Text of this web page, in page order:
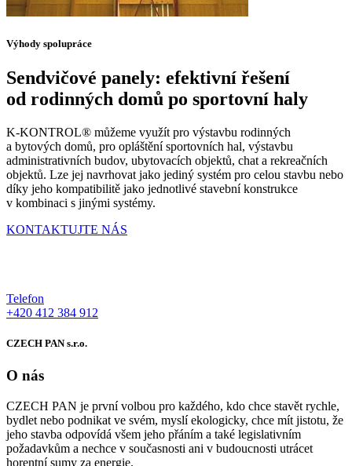
Výhody spolupráce
Sendvičové panely: efektivní řešení
od rodinných domů po sportovní haly
K-KONTROL® můžeme využít pro výstavbu rodinných
a bytových domů, pro opláštění sportovních hal, výstavbu
administrativních budov, ubytovacích objektů, chat a rekreačních
objektů. Lze jej navrhovat jako jediný systém pro celou stavbu nebo
díky jeho kompatibilitě jako jednotlivé stavební konstrukce
v kombinaci s jinými systémy.
KONTAKTUJTE NÁS
Telefon
+420 412 384 912
CZECH PAN s.r.o.
O nás
CZECH PAN je první volbou pro každého, kdo chce stavět rychle,
bydlet nebo podnikat ve svém, myslí ekologicky, chce mít jistotu, že
jeho stavba odpovídá všem jeho přáním a také legislativním
požadavkům a nechce v současnosti ani v budoucnosti utrácet
horentní sumy za energie.